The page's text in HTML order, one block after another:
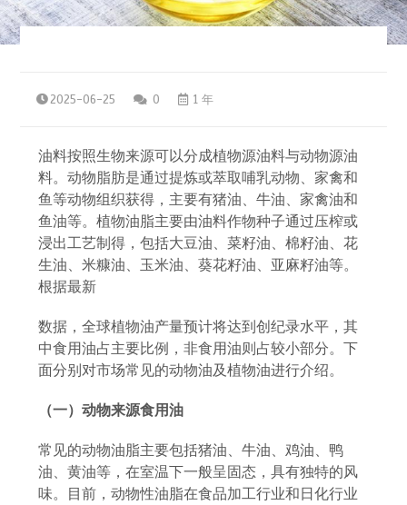
2025-06-25 0 1 年
油料按照生物来源可以分成植物源油料与动物源油
料。动物脂肪是通过提炼或萃取哺乳动物、家禽和
鱼等动物组织获得，主要有猪油、牛油、家禽油和
鱼油等。植物油脂主要由油料作物种子通过压榨或
浸出工艺制得，包括大豆油、菜籽油、棉籽油、花
生油、米糠油、玉米油、葵花籽油、亚麻籽油等。
根据最新
数据，全球植物油产量预计将达到创纪录水平，其
中食用油占主要比例，非食用油则占较小部分。下
面分别对市场常见的动物油及植物油进行介绍。
（一）动物来源食用油
常见的动物油脂主要包括猪油、牛油、鸡油、鸭
油、黄油等，在室温下一般呈固态，具有独特的风
味。目前，动物性油脂在食品加工行业和日化行业